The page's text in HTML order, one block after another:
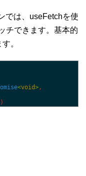
では、useFetchを使
チできます。基本的
。
<void> ,
)